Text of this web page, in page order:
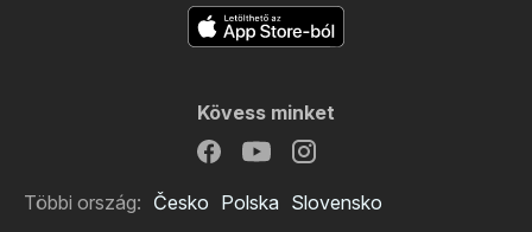
Kövess minket
Többi ország: Česko Polska Slovensko